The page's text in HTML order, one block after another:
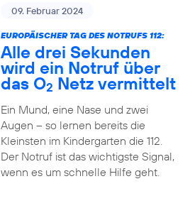
09. Februar 2024
EUROPÄISCHER TAG DES NOTRUFS 112:
Alle drei Sekunden
wird ein Notruf über
das O2 Netz vermittelt
Ein Mund, eine Nase und zwei
Augen – so lernen bereits die
Kleinsten im Kindergarten die 112.
Der Notruf ist das wichtigste Signal,
wenn es um schnelle Hilfe geht.